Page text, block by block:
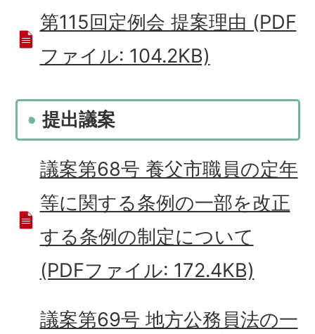
第115回定例会 提案理由 (PDF
ファイル: 104.2KB)
提出議案
議案第68号 養父市職員の定年
等に関する条例の一部を改正
する条例の制定について
(PDFファイル: 172.4KB)
議案第69号 地方公務員法の一